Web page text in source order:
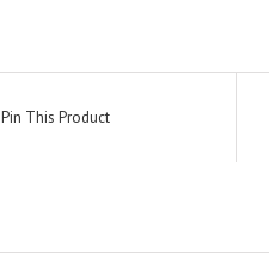
Pin This Product